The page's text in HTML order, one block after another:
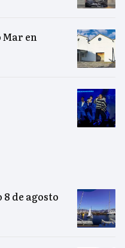
Mar en
de agosto